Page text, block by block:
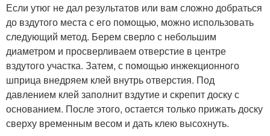
Если утюг не дал результатов или вам сложно добраться
до вздутого места с его помощью, можно использовать
следующий метод. Берем сверло с небольшим
диаметром и просверливаем отверстие в центре
вздутого участка. Затем, с помощью инжекционного
шприца внедряем клей внутрь отверстия. Под
давлением клей заполнит вздутие и скрепит доску с
основанием. После этого, остается только прижать доску
сверху временным весом и дать клею высохнуть.